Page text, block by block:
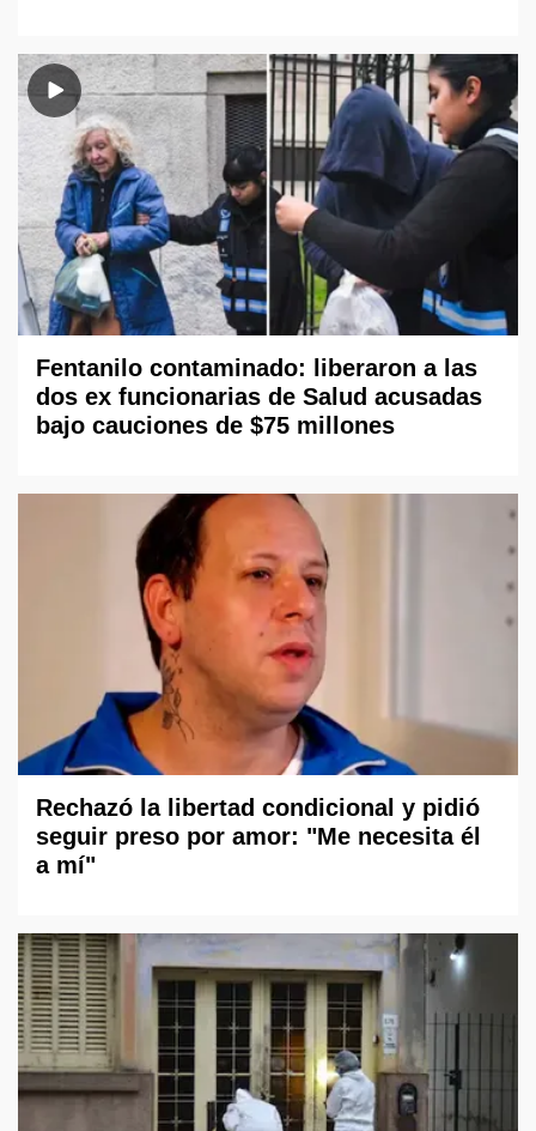
Fentanilo contaminado: liberaron a las
dos ex funcionarias de Salud acusadas
bajo cauciones de $75 millones
Rechazó la libertad condicional y pidió
seguir preso por amor: "Me necesita él
a mí"